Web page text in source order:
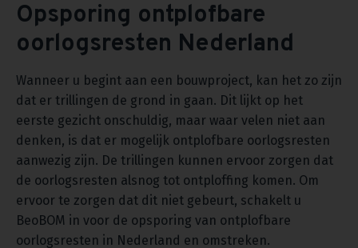
Opsporing ontplofbare
oorlogsresten Nederland
Wanneer u begint aan een bouwproject, kan het zo zijn
dat er trillingen de grond in gaan. Dit lijkt op het
eerste gezicht onschuldig, maar waar velen niet aan
denken, is dat er mogelijk ontplofbare oorlogsresten
aanwezig zijn. De trillingen kunnen ervoor zorgen dat
de oorlogsresten alsnog tot ontploffing komen. Om
ervoor te zorgen dat dit niet gebeurt, schakelt u
BeoBOM in voor de opsporing van ontplofbare
oorlogsresten in Nederland en omstreken.